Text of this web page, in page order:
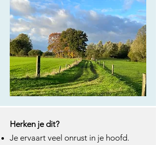
Herken je dit?
Je ervaart veel onrust in je hoofd.